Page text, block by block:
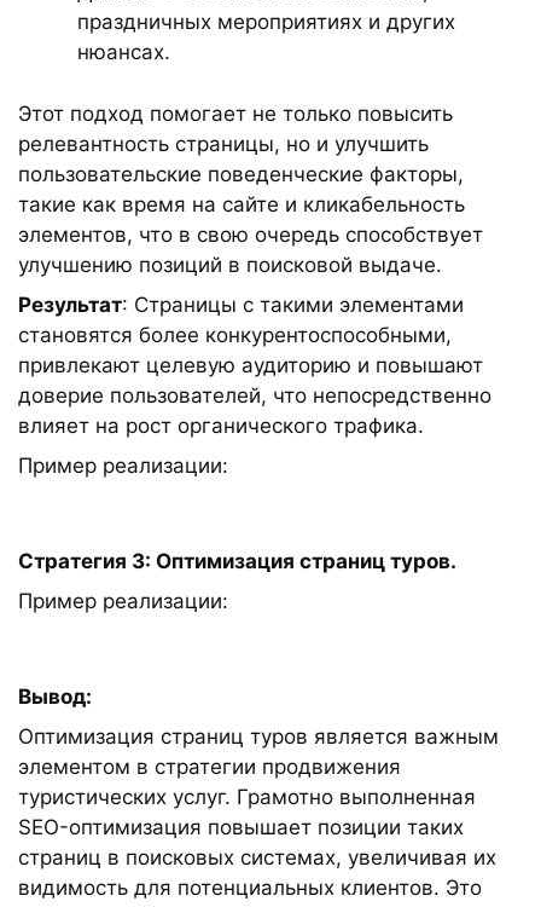
праздничных мероприятиях и других
нюансах.
Этот подход помогает не только повысить
релевантность страницы, но и улучшить
пользовательские поведенческие факторы,
такие как время на сайте и кликабельность
элементов, что в свою очередь способствует
улучшению позиций в поисковой выдаче.
Результат: Страницы с такими элементами
становятся более конкурентоспособными,
привлекают целевую аудиторию и повышают
доверие пользователей, что непосредственно
влияет на рост органического трафика.
Пример реализации:
Стратегия 3: Оптимизация страниц туров.
Пример реализации:
Вывод:
Оптимизация страниц туров является важным
элементом в стратегии продвижения
туристических услуг. Грамотно выполненная
SEO-оптимизация повышает позиции таких
страниц в поисковых системах, увеличивая их
видимость для потенциальных клиентов. Это